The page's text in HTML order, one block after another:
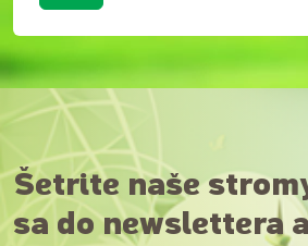
Šetrite naše
sa do newslettera